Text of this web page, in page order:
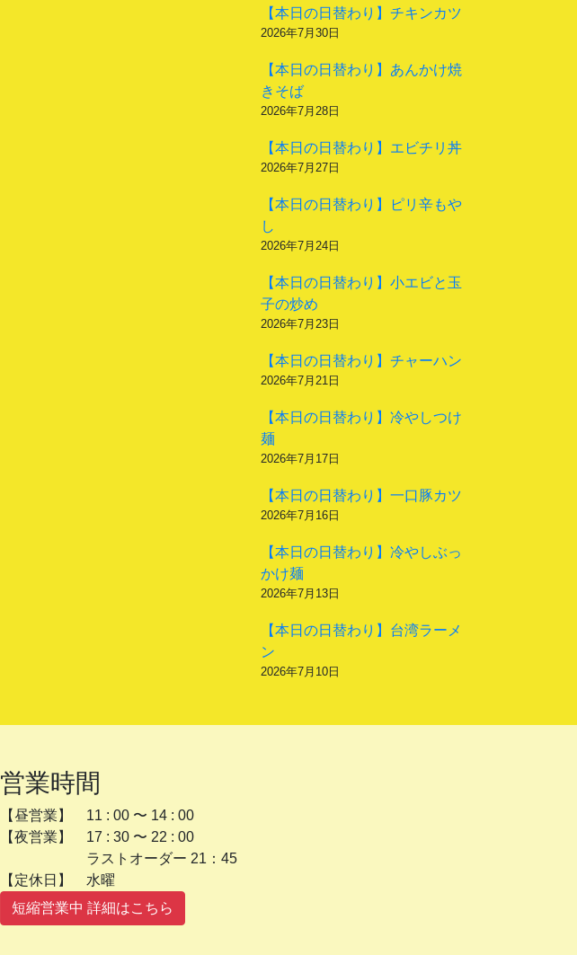
【本日の日替わり】チキンカツ
2026年7月30日
【本日の日替わり】あんかけ焼
きそば
2026年7月28日
【本日の日替わり】エビチリ丼
2026年7月27日
【本日の日替わり】ピリ辛もや
し
2026年7月24日
【本日の日替わり】小エビと玉
子の炒め
2026年7月23日
【本日の日替わり】チャーハン
2026年7月21日
【本日の日替わり】冷やしつけ
麺
2026年7月17日
【本日の日替わり】一口豚カツ
2026年7月16日
【本日の日替わり】冷やしぶっ
かけ麺
2026年7月13日
【本日の日替わり】台湾ラーメ
ン
2026年7月10日
営業時間
【昼営業】 11 : 00 〜 14 : 00
【夜営業】 17 : 30 〜 22 : 00
ラストオーダー 21：45
【定休日】 水曜
短縮営業中 詳細はこちら